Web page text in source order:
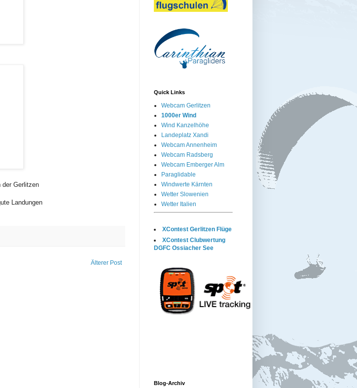
der Gerlitzen
Landungen
Älterer Post
Quick Links
Webcam Gerlitzen
1000er Wind
Wind Kanzelhöhe
Landeplatz Xandi
Webcam Annenheim
Webcam Radsberg
Webcam Emberger Alm
Paraglidable
Windwerte Kärnten
Wetter Slowenien
Wetter Italien
XContest Gerlitzen Flüge
XContest Clubwertung
DGFC Ossiacher See
Blog-Archiv